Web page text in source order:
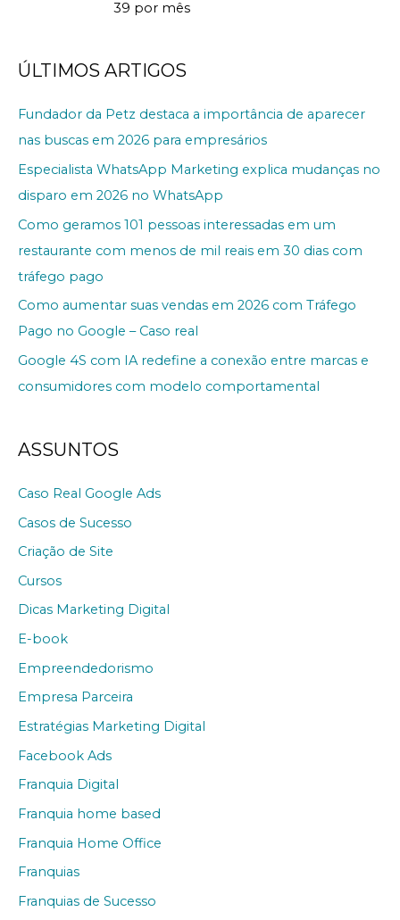
39 por mês
ÚLTIMOS ARTIGOS
Fundador da Petz destaca a importância de aparecer
nas buscas em 2026 para empresários
Especialista WhatsApp Marketing explica mudanças no
disparo em 2026 no WhatsApp
Como geramos 101 pessoas interessadas em um
restaurante com menos de mil reais em 30 dias com
tráfego pago
Como aumentar suas vendas em 2026 com Tráfego
Pago no Google – Caso real
Google 4S com IA redefine a conexão entre marcas e
consumidores com modelo comportamental
ASSUNTOS
Caso Real Google Ads
Casos de Sucesso
Criação de Site
Cursos
Dicas Marketing Digital
E-book
Empreendedorismo
Empresa Parceira
Estratégias Marketing Digital
Facebook Ads
Franquia Digital
Franquia home based
Franquia Home Office
Franquias
Franquias de Sucesso